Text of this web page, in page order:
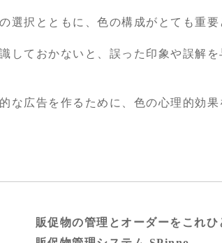
選択とともに、色の構成がとても重要
しておかないと、誤った印象や誤解を
な広告を作るために、色の心理的効果
販促物の管理とオーダーをこれひ